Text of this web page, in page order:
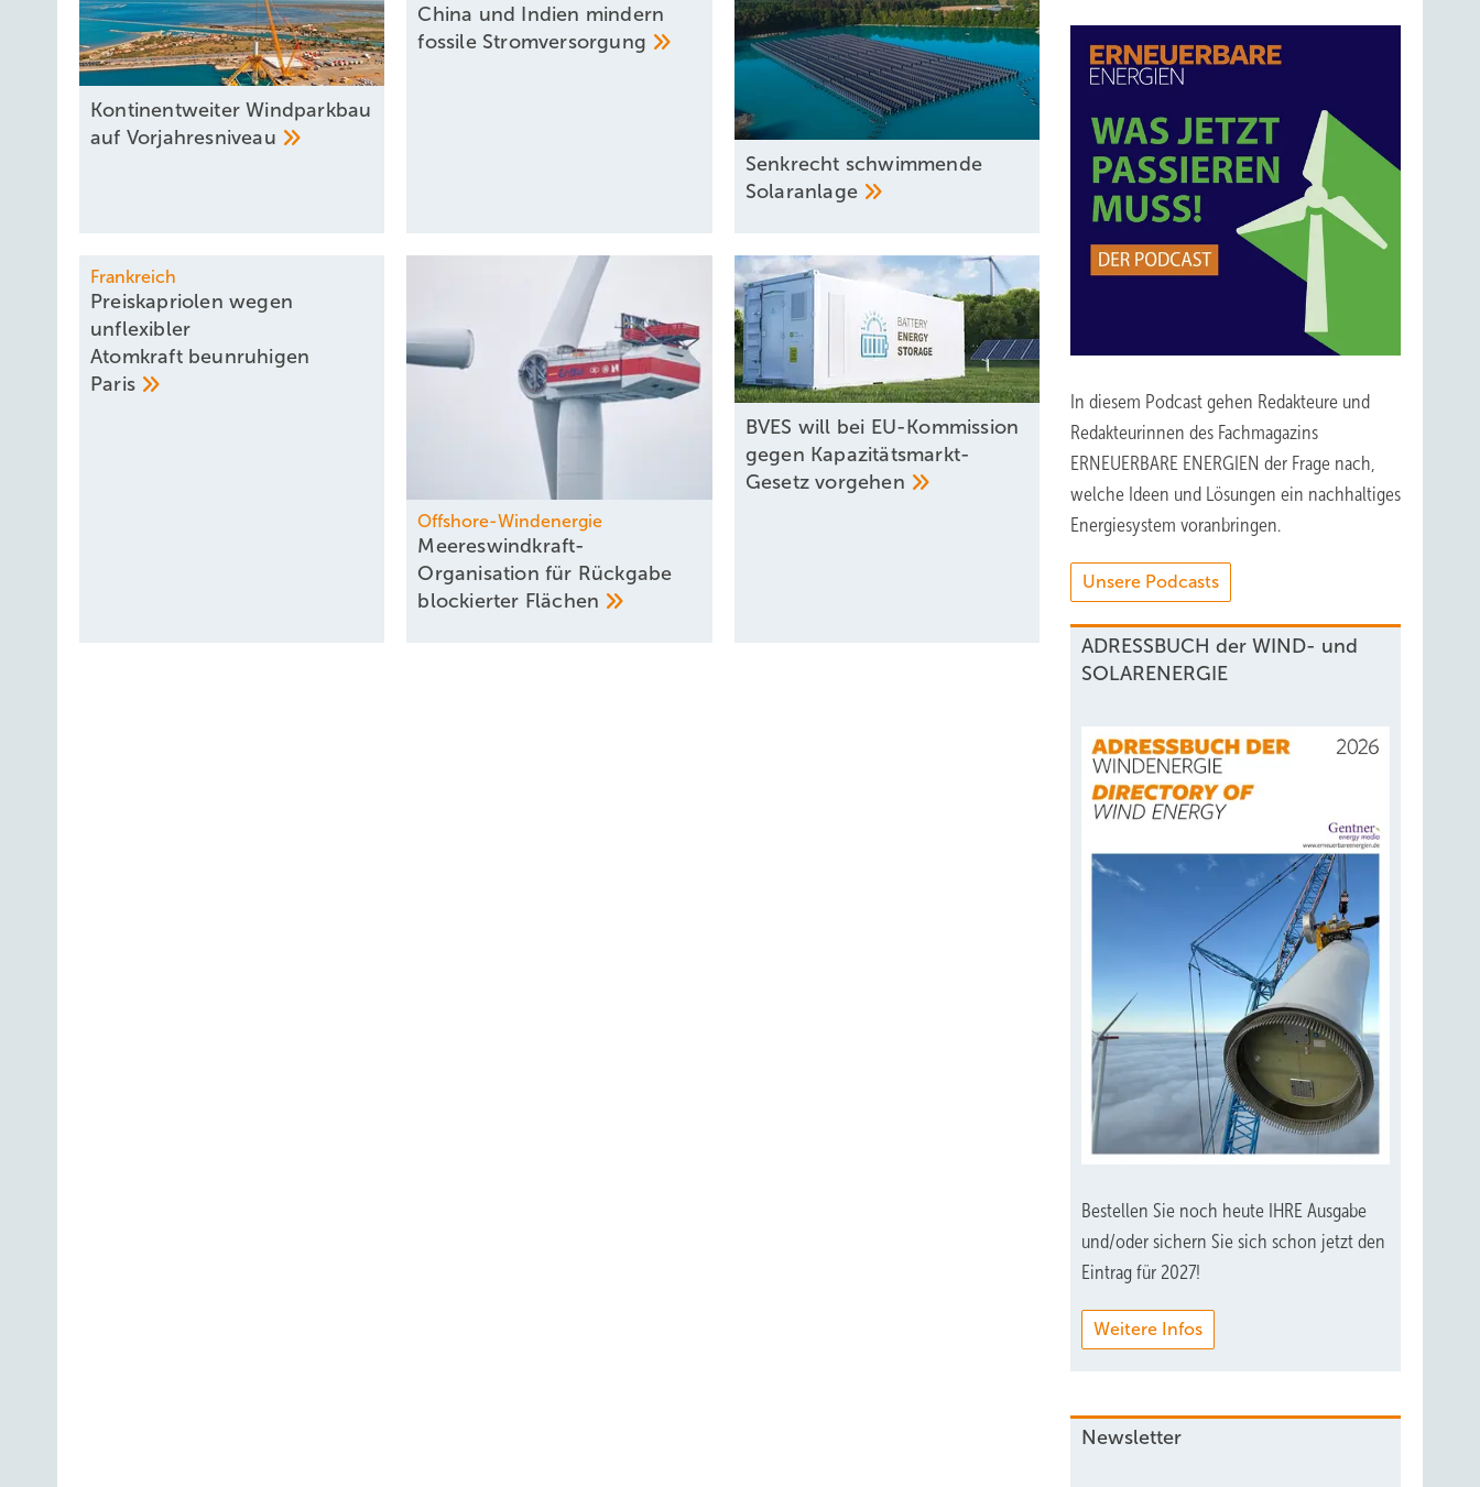
Kontinentweiter Windparkbau
auf Vorjahresniveau
China und Indien mindern
fossile Stromversorgung
Senkrecht schwimmende
Solaranlage
Frankreich
Preiskapriolen wegen
unflexibler
Atomkraft beunruhigen
Paris
Offshore-Windenergie
Meereswindkraft-
Organisation für Rückgabe
blockierter Flächen
BVES will bei EU-Kommission
gegen Kapazitätsmarkt-
Gesetzvorgehen
In diesem Podcast gehen Redakteure und
Redakteurinnen des Fachmagazins
ERNEUERBARE ENERGIEN der Frage nach,
welche Ideen und Lösungen ein nachhaltiges
Energiesystem voranbringen.
Unsere Podcasts
ADRESSBUCH der WIND- und
SOLARENERGIE
Bestellen Sie noch heute IHRE Ausgabe
und/oder sichern Sie sich schon jetzt den
Eintrag für 2027!
Weitere Infos
Newsletter